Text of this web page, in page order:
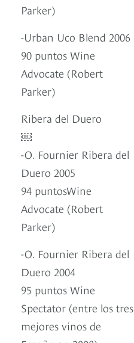
Parker)
-Urban Uco Blend 2006
90 puntos Wine
Advocate (Robert
Parker)
Ribera del Duero
￼
-O. Fournier Ribera del
Duero 2005
94 puntosWine
Advocate (Robert
Parker)
-O. Fournier Ribera del
Duero 2004
95 puntos Wine
Spectator (entre los tres
mejores vinos de